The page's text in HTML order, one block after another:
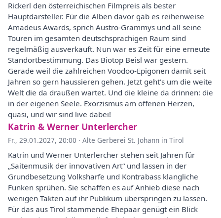
Rickerl den österreichischen Filmpreis als bester
Hauptdarsteller. Für die Alben davor gab es reihenweise
Amadeus Awards, sprich Austro-Grammys und all seine
Touren im gesamten deutschsprachigen Raum sind
regelmäßig ausverkauft. Nun war es Zeit für eine erneute
Standortbestimmung. Das Biotop Beisl war gestern.
Gerade weil die zahlreichen Voodoo-Epigonen damit seit
Jahren so gern haussieren gehen. Jetzt geht’s um die weite
Welt die da draußen wartet. Und die kleine da drinnen: die
in der eigenen Seele. Exorzismus am offenen Herzen,
quasi, und wir sind live dabei!
Katrin & Werner Unterlercher
Fr., 29.01.2027, 20:00 · Alte Gerberei St. Johann in Tirol
Katrin und Werner Unterlercher stehen seit Jahren für
„Saitenmusik der innovativen Art“ und lassen in der
Grundbesetzung Volksharfe und Kontrabass klangliche
Funken sprühen. Sie schaffen es auf Anhieb diese nach
wenigen Takten auf ihr Publikum überspringen zu lassen.
Für das aus Tirol stammende Ehepaar genügt ein Blick